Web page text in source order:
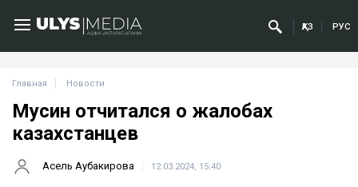
ҚАЗ РУС
Главная Новости
Мусин отчитался о жалобах
казахстанцев
Асель Аубакирова 12.03.2024, 15:40